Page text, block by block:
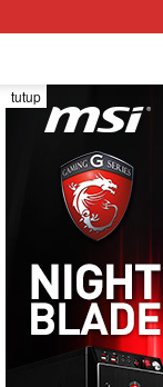
Diduga Jadi
tutup